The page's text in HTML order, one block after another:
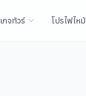
กจทัวร์ โปรไฟไหม้